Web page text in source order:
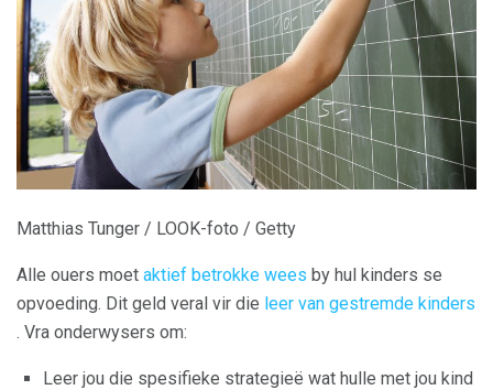
Matthias Tunger / LOOK-foto / Getty
Alle ouers moet aktief betrokke wees by hul kinders se
opvoeding. Dit geld veral vir die leer van gestremde kinders
. Vra onderwysers om:
Leer jou die spesifieke strategieë wat hulle met jou kind